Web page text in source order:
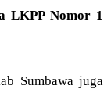
LKPP Nomor 1
Sumbawa juga